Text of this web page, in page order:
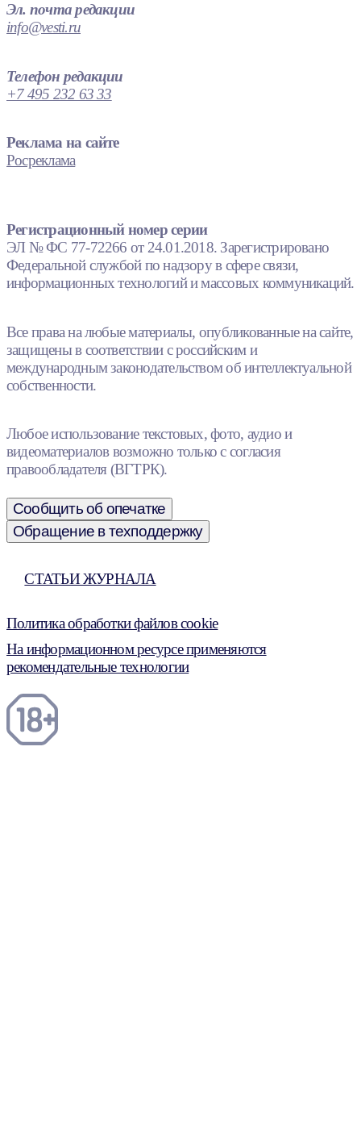
Эл. почта редакции
info@vesti.ru
Телефон редакции
+7 495 232 63 33
Реклама на сайте
Росреклама
Регистрационный номер серии
ЭЛ № ФС 77-72266 от 24.01.2018. Зарегистрировано
Федеральной службой по надзору в сфере связи,
информационных технологий и массовых коммуникаций.
Все права на любые материалы, опубликованные на сайте,
защищены в соответствии с российским и
международным законодательством об интеллектуальной
собственности.
Любое использование текстовых, фото, аудио и
видеоматериалов возможно только с согласия
правообладателя (ВГТРК).
Сообщить об опечатке
Обращение в техподдержку
СТАТЬИ ЖУРНАЛА
Политика обработки файлов cookie
На информационном ресурсе применяются
рекомендательные технологии